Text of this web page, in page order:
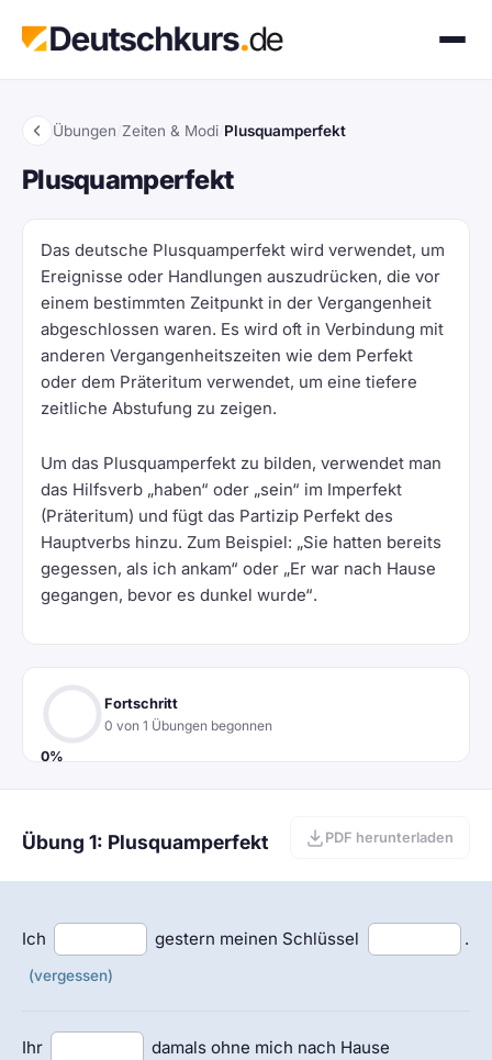
Übungen Zeiten & Modi Plusquamperfekt
Plusquamperfekt
Das deutsche Plusquamperfekt wird verwendet, um
Ereignisse oder Handlungen auszudrücken, die vor
einem bestimmten Zeitpunkt in der Vergangenheit
abgeschlossen waren. Es wird oft in Verbindung mit
anderen Vergangenheitszeiten wie dem Perfekt
oder dem Präteritum verwendet, um eine tiefere
zeitliche Abstufung zu zeigen.
Um das Plusquamperfekt zu bilden, verwendet man
das Hilfsverb „haben“ oder „sein“ im Imperfekt
(Präteritum) und fügt das Partizip Perfekt des
Hauptverbs hinzu. Zum Beispiel: „Sie hatten bereits
gegessen, als ich ankam“ oder „Er war nach Hause
gegangen, bevor es dunkel wurde“.
0%
Fortschritt
0 von 1 Übungen begonnen
Übung 1: Plusquamperfekt PDF herunterladen
Ich gestern meinen Schlüssel .
(vergessen)
Ihr
damals ohne mich nach Hause